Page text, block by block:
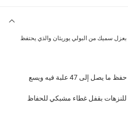
× 38 سم
سميك من البولي يوريثان والذي يحتفظ
سعة 30 لتر تعني أنك يمكنك حفظ ما يصل إلى 47 علبة فيه ويسع
بقفل غطاء مشبكي للحفاظ